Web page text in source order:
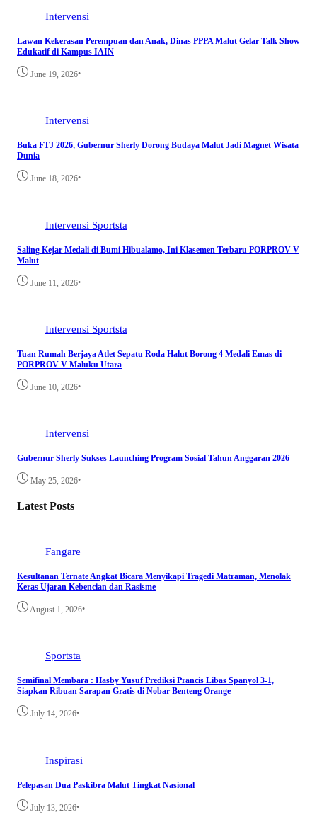
Intervensi
Lawan Kekerasan Perempuan dan Anak, Dinas PPPA Malut Gelar Talk Show
Edukatif di Kampus IAIN
June 19, 2026•
Intervensi
Buka FTJ 2026, Gubernur Sherly Dorong Budaya Malut Jadi Magnet Wisata
Dunia
June 18, 2026•
Intervensi Sportsta
Saling Kejar Medali di Bumi Hibualamo, Ini Klasemen Terbaru PORPROV V
Malut
June 11, 2026•
Intervensi Sportsta
Tuan Rumah Berjaya Atlet Sepatu Roda Halut Borong 4 Medali Emas di
PORPROV V Maluku Utara
June 10, 2026•
Intervensi
Gubernur Sherly Sukses Launching Program Sosial Tahun Anggaran 2026
May 25, 2026•
Latest Posts
Fangare
Kesultanan Ternate Angkat Bicara Menyikapi Tragedi Matraman, Menolak
Keras Ujaran Kebencian dan Rasisme
August 1, 2026•
Sportsta
Semifinal Membara : Hasby Yusuf Prediksi Prancis Libas Spanyol 3-1,
Siapkan Ribuan Sarapan Gratis di Nobar Benteng Orange
July 14, 2026•
Inspirasi
Pelepasan Dua Paskibra Malut Tingkat Nasional
July 13, 2026•